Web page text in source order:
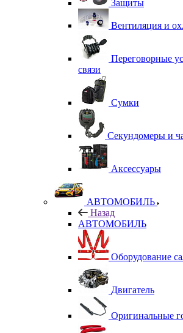
Защиты
Вентиляция и
Переговорные
связи
Сумки
Секундомеры и
Аксессуары
АВТОМОБИЛЬ
Назад
АВТОМОБИЛЬ
Оборудование
Двигатель
Оригинальные